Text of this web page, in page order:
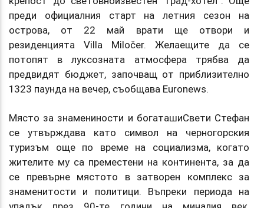
преди официалния старт на летния сезон на
острова, от 22 май врати ще отвори и
резиденцията Villa Miločer. Желаещите да се
потопят в луксозната атмосфера трябва да
предвидят бюджет, започващ от приблизително
1323 паунда на вечер, съобщава Euronews.
Място за знамениности и богаташиСвети Стефан
се утвърждава като символ на черногорския
туризъм още по време на социализма, когато
жителите му са преместени на континента, за да
се превърне мястото в затворен комплекс за
знаменитости и политици. Въпреки периода на